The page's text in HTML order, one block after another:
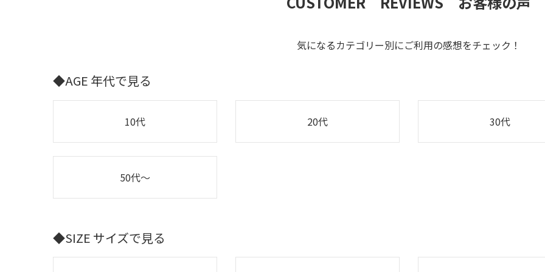
気になるカテゴリー別にご利用の感想をチェック！
◆AGE 年代で見る
10代 20代 30代
50代～
◆SIZE サイズで見る